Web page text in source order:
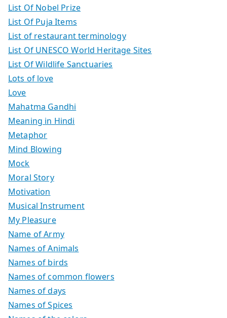
List Of Nobel Prize
List Of Puja Items
List of restaurant terminology
List Of UNESCO World Heritage Sites
List Of Wildlife Sanctuaries
Lots of love
Love
Mahatma Gandhi
Meaning in Hindi
Metaphor
Mind Blowing
Mock
Moral Story
Motivation
Musical Instrument
My Pleasure
Name of Army
Names of Animals
Names of birds
Names of common flowers
Names of days
Names of Spices